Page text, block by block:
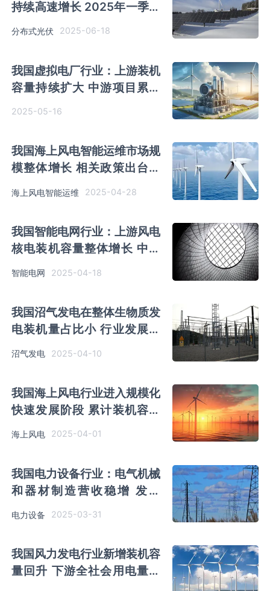
持续高速增长 2025年一季度
广东省和江苏省新增量突出
分布式光伏 2025-06-18
我国虚拟电厂行业：上游装机
容量持续扩大 中游项目累计
2025-05-16
我国海上风电智能运维市场规
模整体增长 相关政策出台稳
海上风电智能运维 2025-04-28
我国智能电网行业：上游风电
核电装机容量整体增长 中游
千亿规模加速扩张
智能电网 2025-04-18
我国沼气发电在整体生物质发
电装机量占比小 行业发展空
间大 装机量较高速增长
沼气发电 2025-04-10
我国海上风电行业进入规模化
快速发展阶段 累计装机容量
快速增长
海上风电 2025-04-01
我国电力设备行业：电气机械
和器材制造营收稳增 发电
电力设备 2025-03-31
我国风力发电行业新增装机容
量回升 下游全社会用电量快